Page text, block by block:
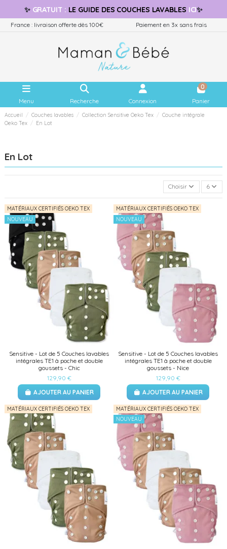
✨ GRATUIT: LE GUIDE DES COUCHES LAVABLES ICI✨
France : livraison offerte dès 100€ Paiement en 3x sans frais
Menu Recherche Connexion
0
Panier
Accueil Couches lavables Collection Sensitive Oeko Tex
Couche intégrale
Oeko Tex
En Lot
En Lot
Choisir 6
MATÉRIAUX CERTIFIÉS OEKO TEX
NOUVEAU
Sensitive - Lot de 5 Couches lavables
intégrales TE1 à poche et double
goussets - Chic
129,90 €
AJOUTER AU PANIER
MATÉRIAUX CERTIFIÉS OEKO TEX
NOUVEAU
Sensitive - Lot de 5 Couches lavables
intégrales TE1 à poche et double
goussets - Nice
129,90 €
AJOUTER AU PANIER
MATÉRIAUX CERTIFIÉS OEKO TEX
MATÉRIAUX CERTIFIÉS OEKO TEX
NOUVEAU